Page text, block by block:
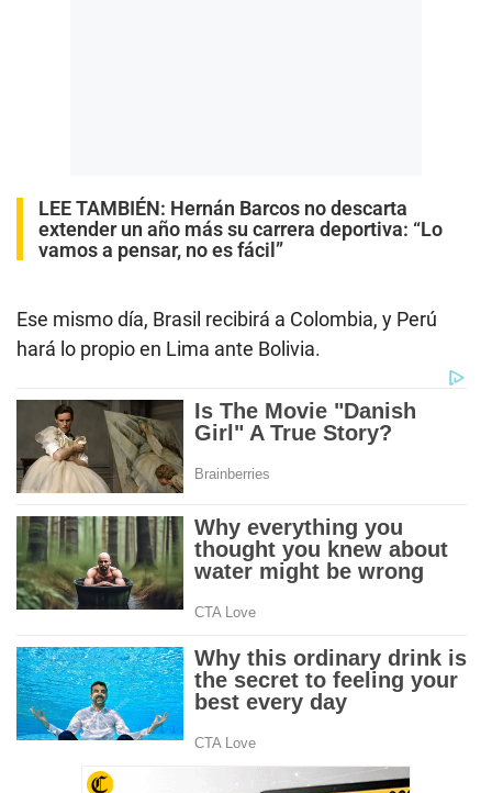
LEE TAMBIÉN: Hernán Barcos no descarta
extender un año más su carrera deportiva: “Lo
vamos a pensar, no es fácil”
Ese mismo día, Brasil recibirá a Colombia, y Perú
hará lo propio en Lima ante Bolivia.